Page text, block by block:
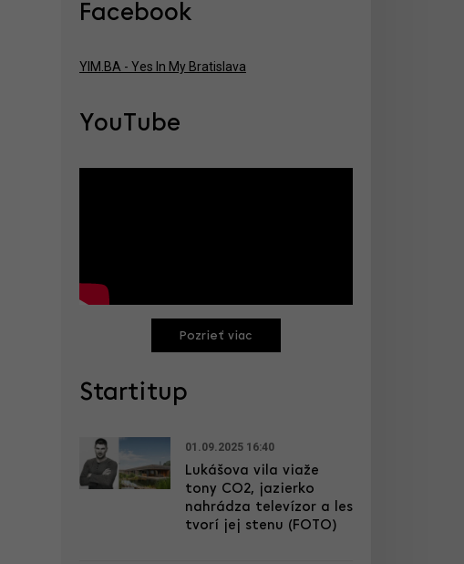
Facebook
YIM.BA - Yes In My Bratislava
YouTube
Pozrieť viac
Startitup
01.09.2025 16:40
Lukášova vila viaže
tony CO2, jazierko
nahrádza televízor a les
tvorí jej stenu (FOTO)